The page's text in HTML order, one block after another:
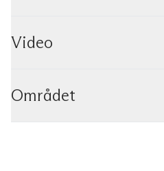
Video
Området